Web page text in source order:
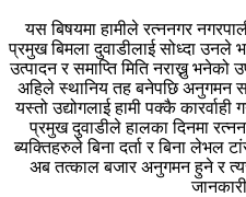
यस बिषयमा हामीले रत्ननगर
प्रमुख बिमला दुवाडीलाई सोध्दा उनले
उत्पादन र समाप्ति मिति नराख्नु भनेको
अहिले स्थानिय तह बनेपछि अनुगमन
यस्तो उद्योगलाई हामी पक्कै
प्रमुख दुवाडीले हालका दिनमा
ब्यक्तिहरुले बिना दर्ता र बिना लेभल
अब तत्काल बजार अनुगमन हुने र